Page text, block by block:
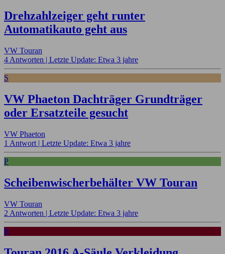
Drehzahlzeiger geht runter
Automatikauto geht aus
VW Touran
4 Antworten | Letzte Update: Etwa 3 jahre
S
VW Phaeton Dachträger Grundträger
oder Ersatzteile gesucht
VW Phaeton
1 Antwort | Letzte Update: Etwa 3 jahre
P
Scheibenwischerbehälter VW Touran
VW Touran
2 Antworten | Letzte Update: Etwa 3 jahre
R